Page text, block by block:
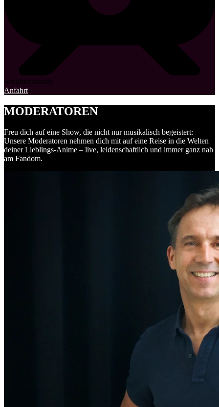
Schäftlarnstraße
Anfahrt
MODERATOREN
Freu dich auf eine Show, die nicht nur musikalisch begeistert:
Unsere Moderatoren nehmen dich mit auf eine Reise in die Welten
deiner Lieblings-Anime – live, leidenschaftlich und immer ganz nah
am Fandom.